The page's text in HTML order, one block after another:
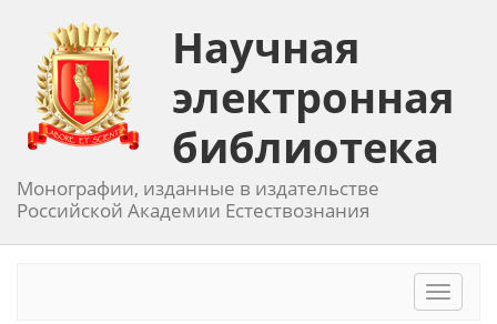
Научная
электронная
библиотека
Монографии, изданные в издательстве
Российской Академии Естествознания
Toggle